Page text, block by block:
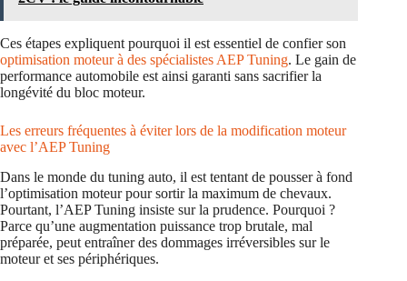
Ces étapes expliquent pourquoi il est essentiel de confier son
optimisation moteur à des spécialistes AEP Tuning. Le gain de
performance automobile est ainsi garanti sans sacrifier la
longévité du bloc moteur.
Les erreurs fréquentes à éviter lors de la modification moteur
avec l’AEP Tuning
Dans le monde du tuning auto, il est tentant de pousser à fond
l’optimisation moteur pour sortir la maximum de chevaux.
Pourtant, l’AEP Tuning insiste sur la prudence. Pourquoi ?
Parce qu’une augmentation puissance trop brutale, mal
préparée, peut entraîner des dommages irréversibles sur le
moteur et ses périphériques.